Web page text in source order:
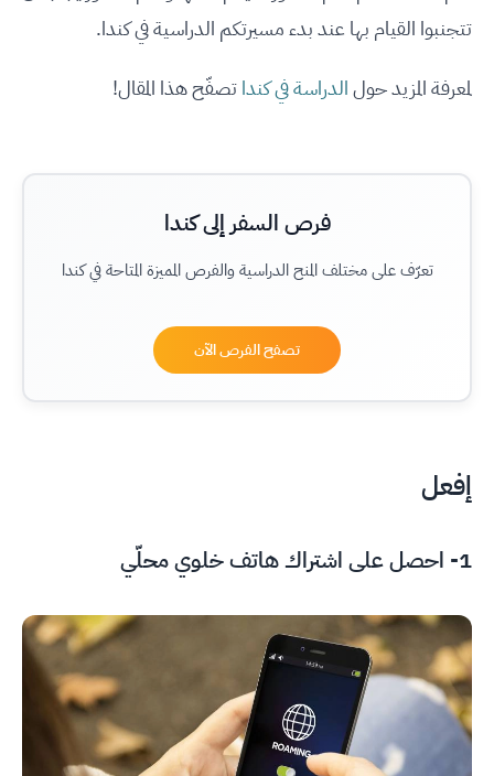
تتجنبوا القيام بها عند بدء مسيرتكم الدراسية في كندا.
لمعرفة المزيد حولالدراسة في كنداتصفّح هذا المقال!
فرص السفر إلى كندا
تعرّف على مختلف المنح الدراسية والفرص المميزة المتاحة في كندا
تصفح الفرص الآن
إفعل
1- احصل على اشتراك هاتف خلوي محلّي